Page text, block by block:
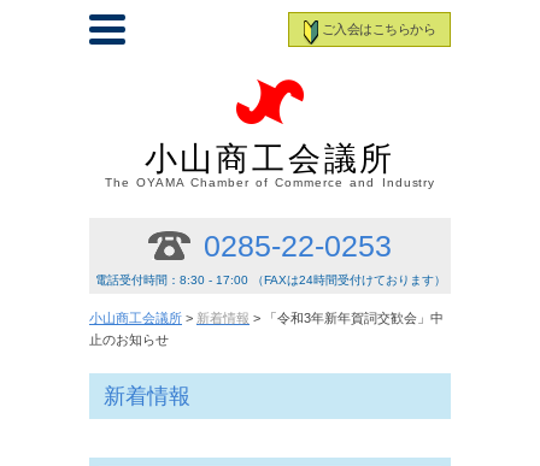
ご入会はこちらから
小山商工会議所
The OYAMA Chamber of Commerce and Industry
0285-22-0253
電話受付時間：8:30 - 17:00 （FAXは24時間受付けております）
小山商工会議所 > 新着情報 > 「令和3年新年賀詞交歓会」中
止のお知らせ
新着情報